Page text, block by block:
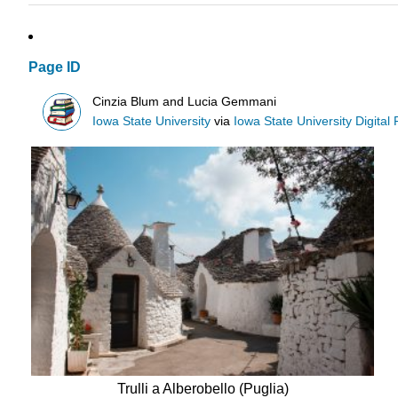
Page ID
Cinzia Blum and Lucia Gemmani
Iowa State University via Iowa State University Digital
Trulli a Alberobello (Puglia)